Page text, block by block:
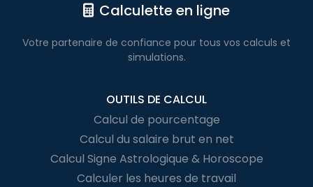
Calculette en ligne
Votre partenaire de confiance pour tous vos calculs et
simulations.
OUTILS DE CALCUL
Calcul de pourcentage
Calcul du salaire brut en net
Calcul Signe Astrologique & Horoscope
Calculer les heures de travail